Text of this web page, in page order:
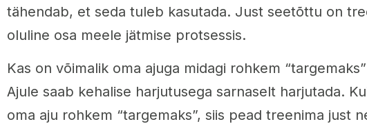
tähendab, et seda tuleb kasutada. Just seetõttu on
oluline osa meele jätmise protsessis.
Kas on võimalik oma ajuga midagi rohkem
Ajule saab kehalise harjutusega sarnaselt harjutada.
oma aju rohkem “targemaks”, siis pead treenima just